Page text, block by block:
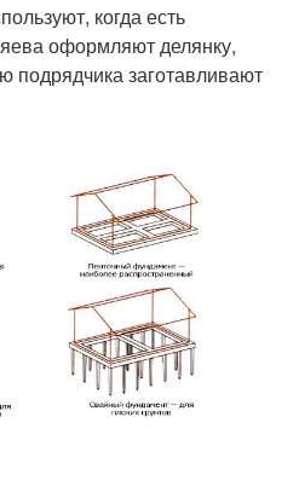
когда есть
оформляют делянку,
заготавливают